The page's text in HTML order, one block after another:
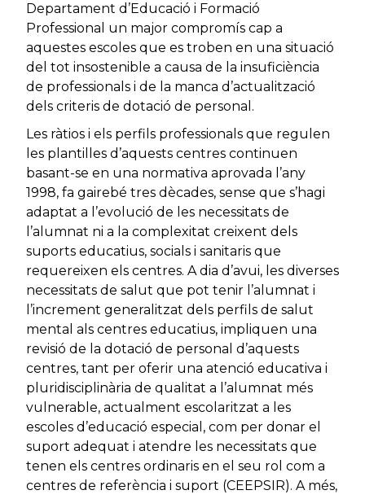
Departament d’Educació i Formació
Professional un major compromís cap a
aquestes escoles que es troben en una situació
del tot insostenible a causa de la insuficiència
de professionals i de la manca d’actualització
dels criteris de dotació de personal.
Les ràtios i els perfils professionals que regulen
les plantilles d’aquests centres continuen
basant-se en una normativa aprovada l’any
1998, fa gairebé tres dècades, sense que s’hagi
adaptat a l’evolució de les necessitats de
l’alumnat ni a la complexitat creixent dels
suports educatius, socials i sanitaris que
requereixen els centres. A dia d’avui, les diverses
necessitats de salut que pot tenir l’alumnat i
l’increment generalitzat dels perfils de salut
mental als centres educatius, impliquen una
revisió de la dotació de personal d’aquests
centres, tant per oferir una atenció educativa i
pluridisciplinària de qualitat a l’alumnat més
vulnerable, actualment escolaritzat a les
escoles d’educació especial, com per donar el
suport adequat i atendre les necessitats que
tenen els centres ordinaris en el seu rol com a
centres de referència i suport (CEEPSIR). A més,